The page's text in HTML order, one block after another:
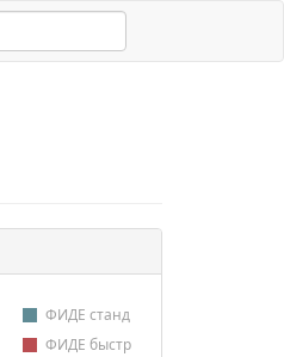
ФИДЕ станд
ФИДЕ быстр